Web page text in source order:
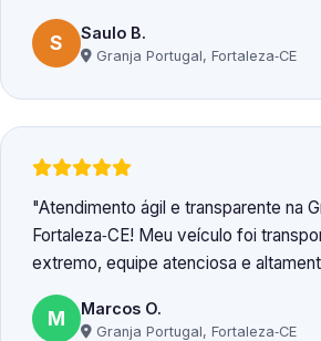
S Saulo B.
Granja Portugal, Fortaleza‑CE
Atendimento ágil e transparente na
Fortaleza‑CE! Meu veículo foi
extremo, equipe atenciosa e
M Marcos O.
Granja Portugal, Fortaleza‑CE